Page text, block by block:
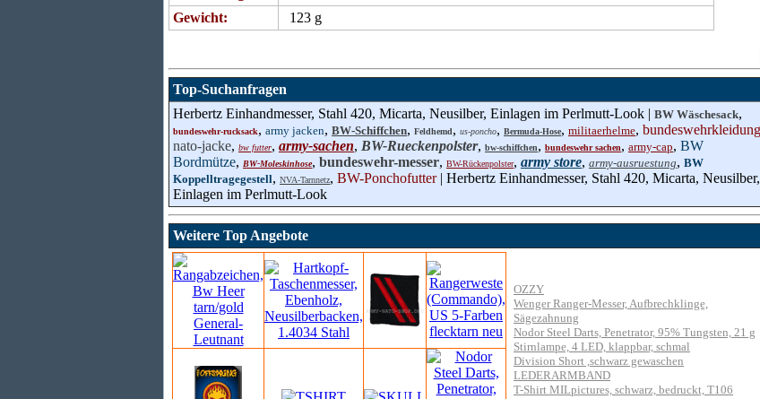
Gewicht:
123 g
Top-Suchanfragen
Herbertz Einhandmesser, Stahl 420, Micarta, Neusilber, Einlagen im Perlmutt-Look | BW Wäschesack,
bundeswehr-rucksack, army jacken, BW-Schiffchen, Feldhemd, us-poncho, Bermuda-Hose, militaerhelme, bundeswehrkleidung
nato-jacke, bw futter, army-sachen, BW-Rueckenpolster, bw-schiffchen, bundeswehr sachen, army-cap, BW
Bordmütze, BW-Moleskinhose, bundeswehr-messer, BW-Rückenpolster, army store, army-ausruestung, BW
Koppelltragegestell, NVA-Tarnnetz, BW-Ponchofutter| Herbertz Einhandmesser, Stahl 420, Micarta, Neusilber,
Einlagen im Perlmutt-Look
Weitere Top Angebote
OZZY
Wenger Ranger-Messer, Aufbrechklinge,
Sägezahnung
Nodor Steel Darts, Penetrator, 95% Tungsten, 21 g
Stirnlampe, 4 LED, klappbar, schmal
Division Short ,schwarz gewaschen
LEDERARMBAND
T-Shirt MILpictures, schwarz, bedruckt, T106